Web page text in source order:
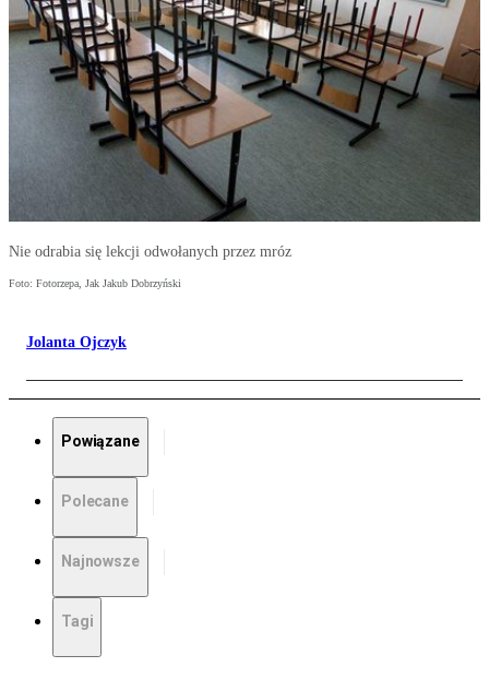
Nie odrabia się lekcji odwołanych przez mróz
Foto: Fotorzepa, Jak Jakub Dobrzyński
Jolanta Ojczyk
Powiązane
Polecane
Najnowsze
Tagi